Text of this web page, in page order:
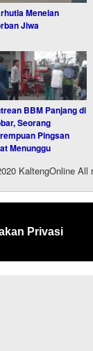
Menelan
Jiwa
BBM Panjang di
Seorang
Pingsan
Menunggu
KaltengOnline All
Privasi